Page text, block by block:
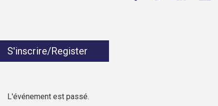
S'inscrire/Register
L'événement est passé.